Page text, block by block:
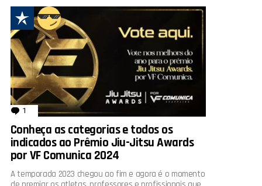
1 comentário
Conheça as categorias e todos os
indicados ao Prêmio Jiu-Jitsu Awards
por VF Comunica 2024
A temporada 2023 chegou ao fim e agora é o momento